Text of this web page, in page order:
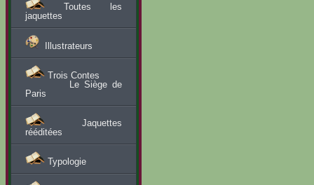
Toutes les
jaquettes
Illustrateurs
Trois Contes
Le Siège de
Paris
Jaquettes
rééditées
Typologie